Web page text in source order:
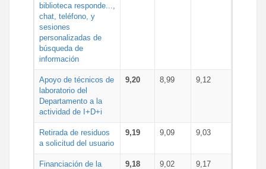
biblioteca responde...,
chat, teléfono, y
sesiones
personalizadas de
búsqueda de
información
Apoyo de técnicos de
laboratorio del
Departamento a la
actividad de I+D+i
9,20 8,99 9,12
Retirada de residuos
a solicitud del usuario
9,19 9,09 9,03
Financiación de la
9,18 9,02 9,17